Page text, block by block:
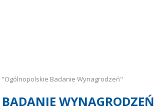
Badanie Wynagrodzeń"
WYNAGRODZEŃ